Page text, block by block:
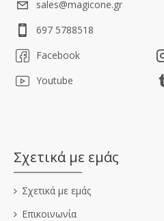
sales@magicone.gr
697 5788518
Facebook
Youtube
Σχετικά με εμάς
Σχετικά με εμάς
Επικοινωνία